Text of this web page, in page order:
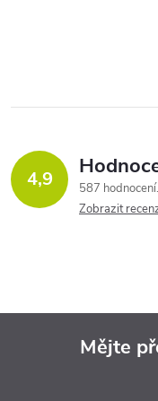
i
s4,9
587 hodnocení
Zobrazit
Mějte